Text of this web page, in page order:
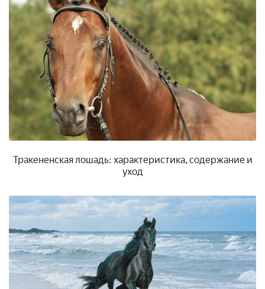
Тракененская лошадь: характеристика, содержание и
уход